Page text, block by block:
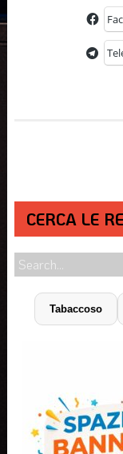
CERCA LE
Tabaccoso